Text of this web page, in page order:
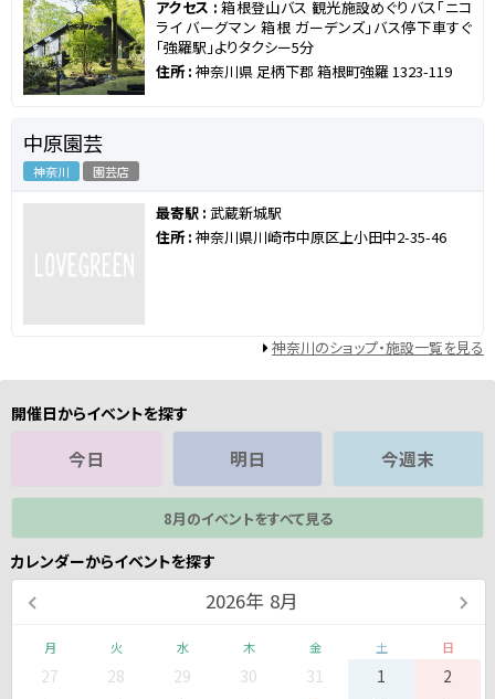
アクセス :箱根登山バス 観光施設めぐりバス「ニコ
ライ バーグマン 箱根 ガーデンズ」バス停下車すぐ
「強羅駅」よりタクシー5分
住所 : 神奈川県 足柄下郡 箱根町強羅 1323-119
中原園芸
神奈川 園芸店
最寄駅 : 武蔵新城駅
住所 : 神奈川県川崎市中原区上小田中2-35-46
神奈川のショップ・施設一覧を見る
開催日からイベントを探す
今日 明日 今週末
8月のイベントをすべて見る
カレンダーからイベントを探す
2026年 8月
月 火 水 木 金 土 日
27 28 29 30 31 1
2